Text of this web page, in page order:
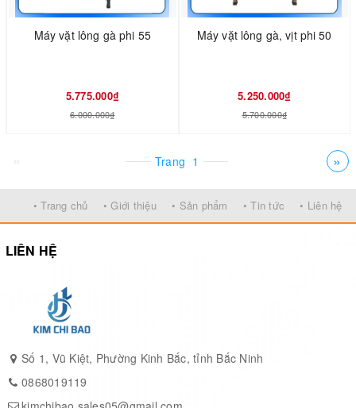
Máy vặt lông gà phi 55
5.775.000₫
6.000.000₫
Máy vặt lông gà, vịt phi 50
5.250.000₫
5.700.000₫
« Trang 1 »
• Trang chủ • Giới thiệu • Sản phẩm • Tin tức • Liên hệ
LIÊN HỆ
Số 1, Vũ Kiệt, Phường Kinh Bắc, tỉnh Bắc Ninh
0868019119